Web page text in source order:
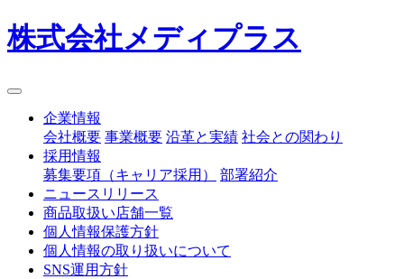
株式会社メディプラス
企業情報
会社概要 事業概要 沿革と実績 社会との関わり
採用情報
募集要項（キャリア採用）
部署紹介
ニュースリリース
商品取扱い店舗一覧
個人情報保護方針
個人情報の取り扱いについて
SNS運用方針